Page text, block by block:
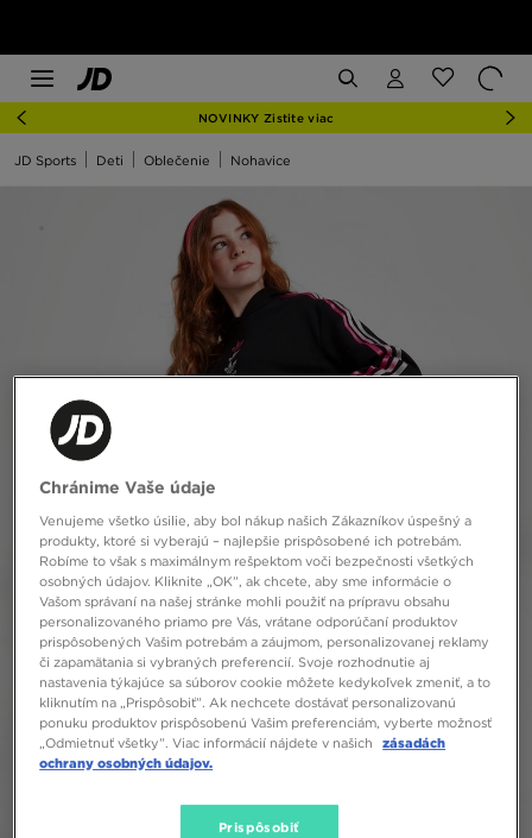
NOVINKY Zistite viac
JD Sports Deti Oblečenie Nohavice
Chránime Vaše údaje
Venujeme všetko úsilie, aby bol nákup našich Zákazníkov úspešný a
produkty, ktoré si vyberajú – najlepšie prispôsobené ich potrebám.
Robíme to však s maximálnym rešpektom voči bezpečnosti všetkých
osobných údajov. Kliknite „OK”, ak chcete, aby sme informácie o
Vašom správaní na našej stránke mohli použiť na prípravu obsahu
personalizovaného priamo pre Vás, vrátane odporúčaní produktov
prispôsobených Vašim potrebám a záujmom, personalizovanej reklamy
či zapamätania si vybraných preferencií. Svoje rozhodnutie aj
nastavenia týkajúce sa súborov cookie môžete kedykoľvek zmeniť, a to
kliknutím na „Prispôsobiť”. Ak nechcete dostávať personalizovanú
ponuku produktov prispôsobenú Vašim preferenciám, vyberte možnosť
„Odmietnuť všetky”. Viac informácií nájdete v našich
zásadách
ochrany osobných údajov.
Prispôsobiť